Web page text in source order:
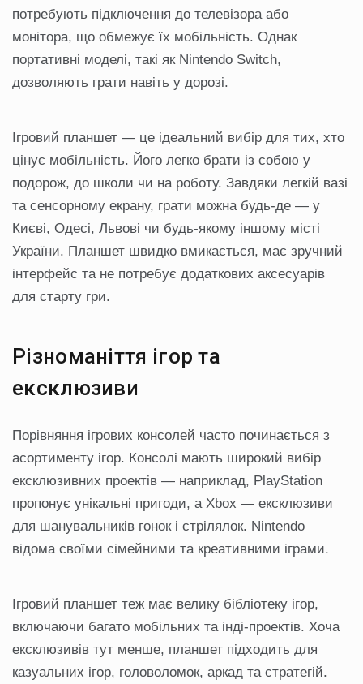
потребують підключення до телевізора або
монітора, що обмежує їх мобільність. Однак
портативні моделі, такі як Nintendo Switch,
дозволяють грати навіть у дорозі.
Ігровий планшет — це ідеальний вибір для тих, хто
цінує мобільність. Його легко брати із собою у
подорож, до школи чи на роботу. Завдяки легкій вазі
та сенсорному екрану, грати можна будь-де — у
Києві, Одесі, Львові чи будь-якому іншому місті
України. Планшет швидко вмикається, має зручний
інтерфейс та не потребує додаткових аксесуарів
для старту гри.
Різноманіття ігор та
ексклюзиви
Порівняння ігрових консолей часто починається з
асортименту ігор. Консолі мають широкий вибір
ексклюзивних проектів — наприклад, PlayStation
пропонує унікальні пригоди, а Xbox — ексклюзиви
для шанувальників гонок і стрілялок. Nintendo
відома своїми сімейними та креативними іграми.
Ігровий планшет теж має велику бібліотеку ігор,
включаючи багато мобільних та інді-проектів. Хоча
ексклюзивів тут менше, планшет підходить для
казуальних ігор, головоломок, аркад та стратегій.